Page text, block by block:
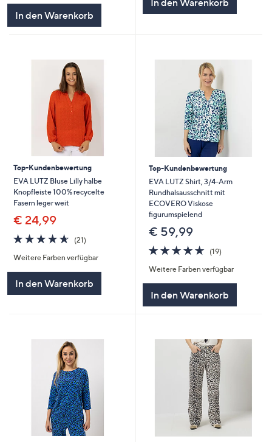
In den Warenkorb
In den Warenkorb
Top-Kundenbewertung
EVA LUTZ Bluse Lilly halbe
Knopfleiste 100% recycelte
Fasern leger weit
€ 24,99
4.6
von
5
(21)21
Weitere Farben verfügbar
In den Warenkorb
Top-Kundenbewertung
EVA LUTZ Shirt, 3/4-Arm
Rundhalsausschnitt mit
ECOVERO Viskose
figurumspielend
€ 59,99
4.6
von
5
(19)19
Weitere Farben verfügbar
In den Warenkorb